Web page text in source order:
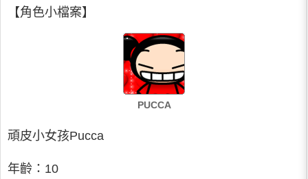
【角色小檔案】
PUCCA
頑皮小女孩Pucca
年齡：10